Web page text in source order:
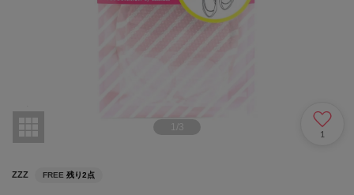
1 3
1
ZZZ FREE 残り2点